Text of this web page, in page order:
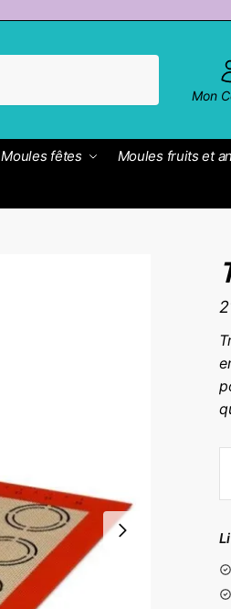
Mon
Moules fêtes Moules fruits et
et